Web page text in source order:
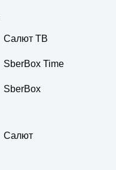
Салют ТВ
SberBox Time
SberBox
Салют